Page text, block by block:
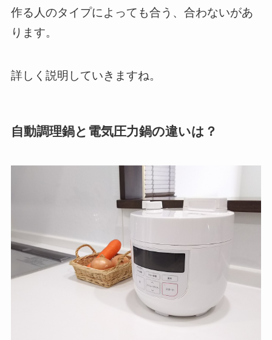
作る人のタイプによっても合う、合わないがあ
ります。
詳しく説明していきますね。
自動調理鍋と電気圧力鍋の違いは？